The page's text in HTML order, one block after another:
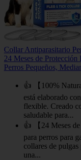
Collar Antiparasitario
24 Meses de
Perros Pequeños,
👍 【100%
está elaborado
flexible. Creado
saludable para...
👍 【24 Meses
para perros para
collares de pulgas
una...